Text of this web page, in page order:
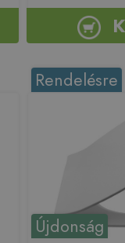
Újdonság
Rendelésre